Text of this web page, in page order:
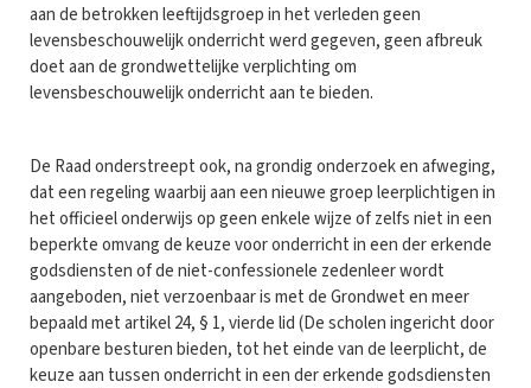
aan de betrokken leeftijdsgroep in het verleden geen
levensbeschouwelijk onderricht werd gegeven, geen afbreuk
doet aan de grondwettelijke verplichting om
levensbeschouwelijk onderricht aan te bieden.
De Raad onderstreept ook, na grondig onderzoek en afweging,
dat een regeling waarbij aan een nieuwe groep leerplichtigen in
het officieel onderwijs op geen enkele wijze of zelfs niet in een
beperkte omvang de keuze voor onderricht in een der erkende
godsdiensten of de niet-confessionele zedenleer wordt
aangeboden, niet verzoenbaar is met de Grondwet en meer
bepaald met artikel 24, § 1, vierde lid (De scholen ingericht door
openbare besturen bieden, tot het einde van de leerplicht, de
keuze aan tussen onderricht in een der erkende godsdiensten